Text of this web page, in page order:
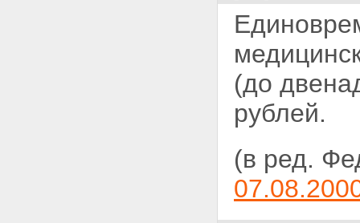
(до
рублей.
(в ред.